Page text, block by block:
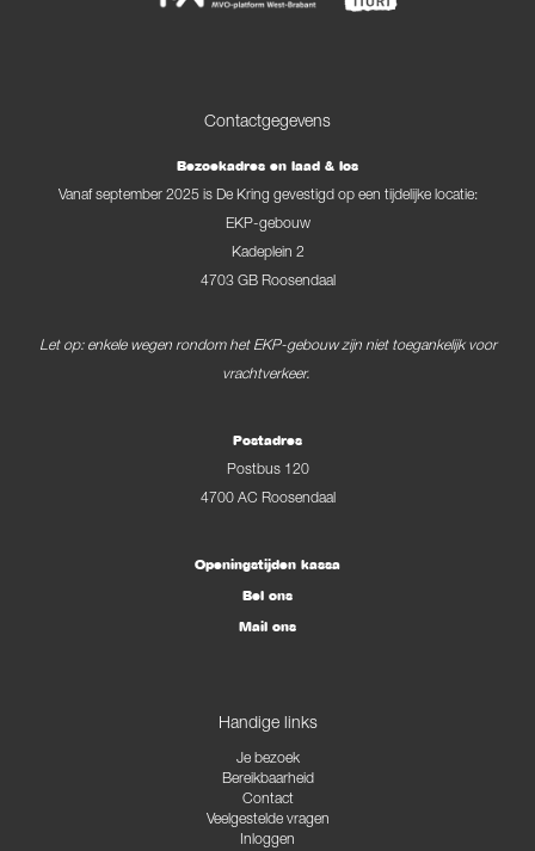
Contactgegevens
Bezoekadres en laad & los
Vanaf september 2025 is De Kring gevestigd op een tijdelijke locatie:
EKP-gebouw
Kadeplein 2
4703 GB Roosendaal
Let op: enkele wegen rondom het EKP-gebouw zijn niet toegankelijk voor
vrachtverkeer.
Postadres
Postbus 120
4700 AC Roosendaal
Openingstijden kassa
Bel ons
Mail ons
Handige links
Je bezoek
Bereikbaarheid
Contact
Veelgestelde vragen
Inloggen